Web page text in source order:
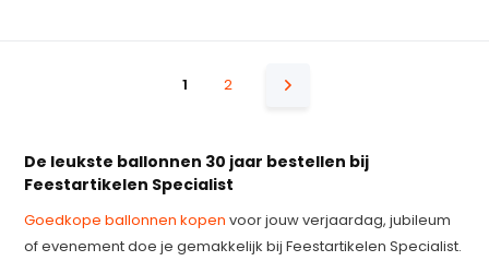
1 2
De leukste ballonnen 30 jaar bestellen bij
Feestartikelen Specialist
Goedkope ballonnen kopen voor jouw verjaardag, jubileum
of evenement doe je gemakkelijk bij Feestartikelen Specialist.